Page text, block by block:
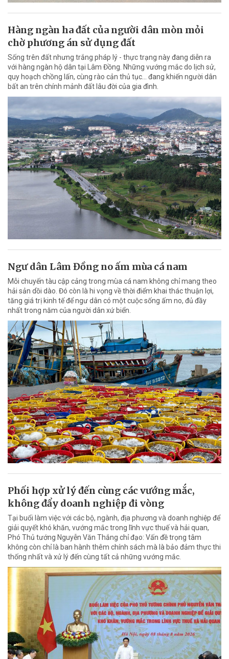
Hàng ngàn ha đất của người dân mòn mỏi
chờ phương án sử dụng đất
Sống trên đất nhưng trắng pháp lý - thực trạng này đang diễn ra
với hàng ngàn hộ dân tại Lâm Đồng. Những vướng mắc do lịch sử,
quy hoạch chồng lấn, cùng rào cản thủ tục… đang khiến người dân
bất an trên chính mảnh đất lâu đời của gia đình.
Ngư dân Lâm Đồng no ấm mùa cá nam
Mỗi chuyến tàu cập cảng trong mùa cá nam không chỉ mang theo
hải sản dồi dào. Đó còn là hi vọng về thời điểm khai thác thuận lợi,
tăng giá trị kinh tế để ngư dân có một cuộc sống ấm no, đủ đầy
nhất trong năm của người dân xứ biển.
Phối hợp xử lý đến cùng các vướng mắc,
không đẩy doanh nghiệp đi vòng
Tại buổi làm việc với các bộ, ngành, địa phương và doanh nghiệp để
giải quyết khó khăn, vướng mắc trong lĩnh vực thuế và hải quan,
Phó Thủ tướng Nguyễn Văn Thắng chỉ đạo: Vấn đề trọng tâm
không còn chỉ là ban hành thêm chính sách mà là bảo đảm thực thi
thống nhất và xử lý đến cùng tất cả những vướng mắc.